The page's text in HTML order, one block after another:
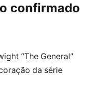
confirmado
“The General”
da série